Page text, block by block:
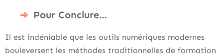
Pour Conclure…
Il est indéniable que les outils numériques modernes
bouleversent les méthodes traditionnelles de formation